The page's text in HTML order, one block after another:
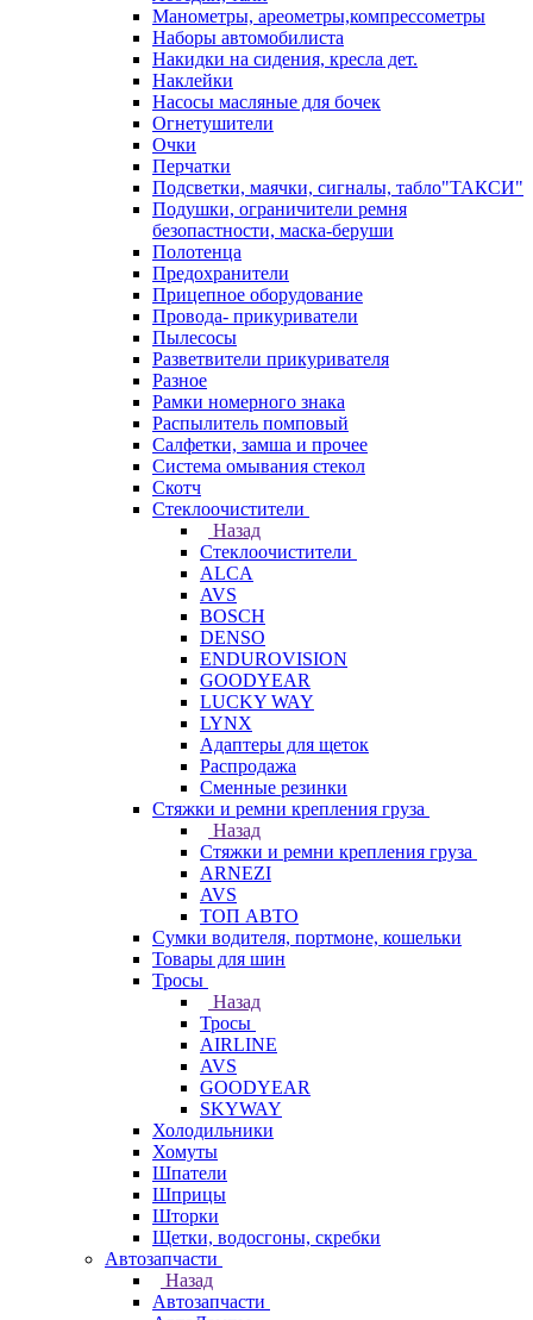
Манометры, ареометры,компрессометры
Наборы автомобилиста
Накидки на сидения, кресла дет.
Наклейки
Насосы масляные для бочек
Огнетушители
Очки
Перчатки
Подсветки, маячки, сигналы, табло"ТАКСИ"
Подушки, ограничители ремня
безопастности, маска-беруши
Полотенца
Предохранители
Прицепное оборудование
Провода- прикуриватели
Пылесосы
Разветвители прикуривателя
Разное
Рамки номерного знака
Распылитель помповый
Салфетки, замша и прочее
Система омывания стекол
Скотч
Стеклоочистители
Назад
Стеклоочистители
ALCA
AVS
BOSCH
DENSO
ENDUROVISION
GOODYEAR
LUCKY WAY
LYNX
Адаптеры для щеток
Распродажа
Сменные резинки
Стяжки и ремни крепления груза
Назад
Стяжки и ремни крепления груза
ARNEZI
AVS
ТОП АВТО
Сумки водителя, портмоне, кошельки
Товары для шин
Тросы
Назад
Тросы
AIRLINE
AVS
GOODYEAR
SKYWAY
Холодильники
Хомуты
Шпатели
Шприцы
Шторки
Щетки, водосгоны, скребки
Автозапчасти
Назад
Автозапчасти